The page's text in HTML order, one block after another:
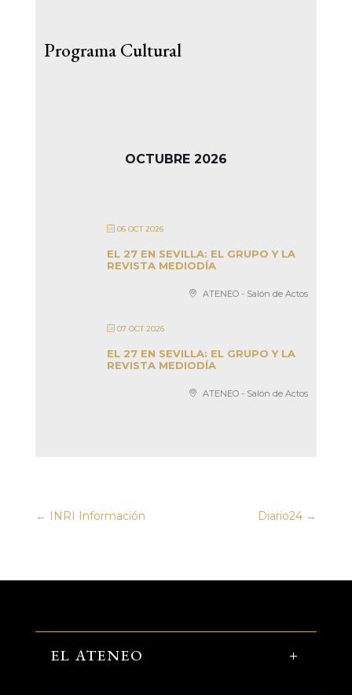
Programa Cultural
OCTUBRE 2026
06 OCT 2026
EL 27 EN SEVILLA: EL GRUPO Y LA
REVISTA MEDIODÍA
ATENEO - Salón de Actos
07 OCT 2026
EL 27 EN SEVILLA: EL GRUPO Y LA
REVISTA MEDIODÍA
ATENEO - Salón de Actos
← INRI Información Diario24 →
EL ATENEO